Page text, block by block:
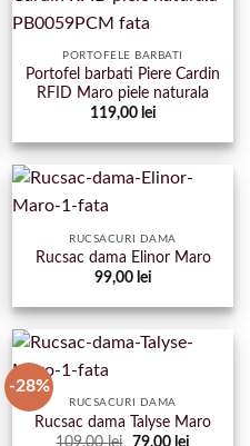
PORTOFELE BARBATI
Portofel barbati Piere Cardin
RFID Maro piele naturala
119,00 lei
RUCSACURI DAMA
Rucsac dama Elinor Maro
99,00 lei
-28%
RUCSACURI DAMA
Rucsac dama Talyse Maro
109,00lei
Prețul
79,00 leiPrețul